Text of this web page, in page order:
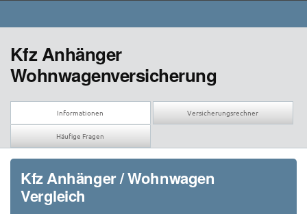
Kfz Anhänger
Wohnwagenversicherung
Informationen Versicherungsrechner
Häufige Fragen
Kfz Anhänger / Wohnwagen
Vergleich